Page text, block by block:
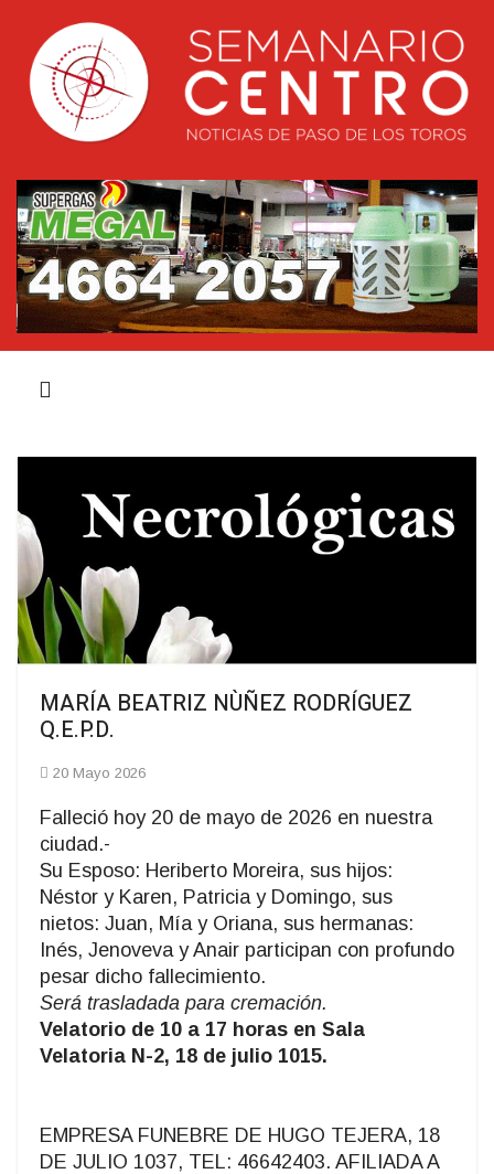
MARÍA BEATRIZ NÙÑEZ RODRÍGUEZ
Q.E.P.D.
20 Mayo 2026
Falleció hoy 20 de mayo de 2026 en nuestra
ciudad.-
Su Esposo: Heriberto Moreira, sus hijos:
Néstor y Karen, Patricia y Domingo, sus
nietos: Juan, Mía y Oriana, sus hermanas:
Inés, Jenoveva y Anair participan con profundo
pesar dicho fallecimiento.
Será trasladada para cremación.
Velatorio de 10 a 17 horas en Sala
Velatoria N-2, 18 de julio 1015.
EMPRESA FUNEBRE DE HUGO TEJERA, 18
DE JULIO 1037, TEL: 46642403. AFILIADA A